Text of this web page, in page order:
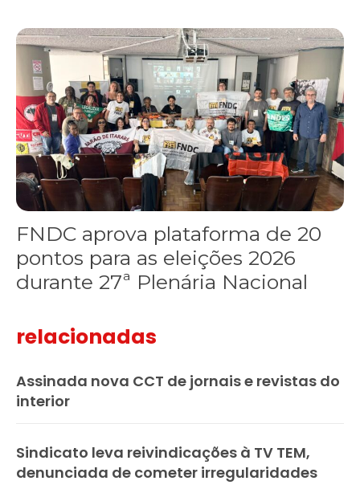
FNDC aprova plataforma de 20 pontos para as eleições 2026
FNDC aprova plataforma de 20
pontos para as eleições 2026
durante 27ª Plenária Nacional
relacionadas
Assinada nova CCT de jornais e revistas do
interior
Sindicato leva reivindicações à TV TEM,
denunciada de cometer irregularidades